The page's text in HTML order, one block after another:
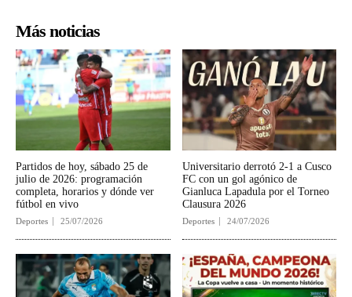
Más noticias
Partidos de hoy, sábado 25 de
julio de 2026: programación
completa, horarios y dónde ver
fútbol en vivo
Deportes 25/07/2026
Universitario derrotó 2-1 a Cusco
FC con un gol agónico de
Gianluca Lapadula por el Torneo
Clausura 2026
Deportes 24/07/2026